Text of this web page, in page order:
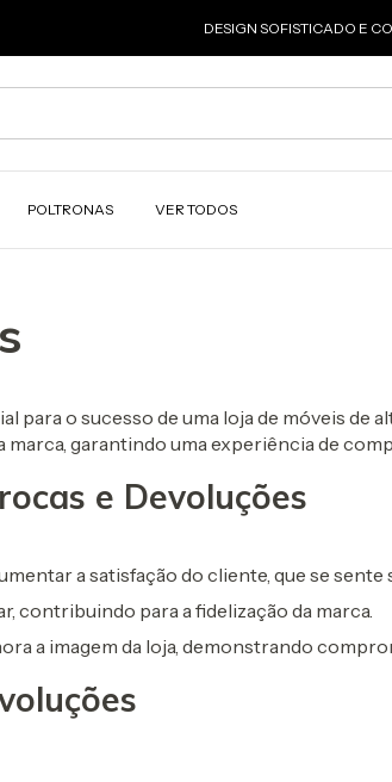
DESIGN SOFISTICADO E
POLTRONAS VER TODOS
para o sucesso de uma loja de móveis de
garantindo uma experiência de
e Devoluções
a satisfação do cliente, que se
contribuindo para a fidelização da marca.
a imagem da loja, demonstrando